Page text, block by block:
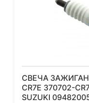
СВЕЧА
CR7E 370702-
SUZUKI